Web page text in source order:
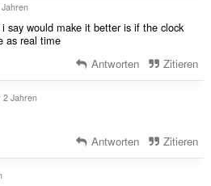
say would make it better is if the clock
as real time
Antworten Zitieren
2 Jahren
Antworten Zitieren